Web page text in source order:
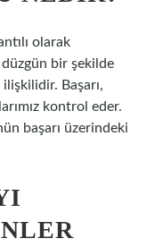
olarak
bir şekilde
Başarı,
kontrol eder.
başarı üzerindeki